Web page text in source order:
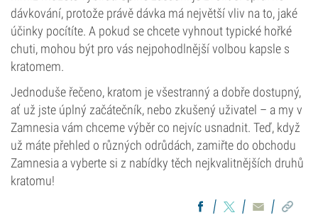
dávkování, protože právě dávka má největší vliv na to, jaké
účinky pocítíte. A pokud se chcete vyhnout typické hořké
chuti, mohou být pro vás nejpohodlnější volbou kapsle s
kratomem.
Jednoduše řečeno, kratom je všestranný a dobře dostupný,
ať už jste úplný začátečník, nebo zkušený uživatel – a my v
Zamnesia vám chceme výběr co nejvíc usnadnit. Teď, když
už máte přehled o různých odrůdách, zamiřte do obchodu
Zamnesia a vyberte si z nabídky těch nejkvalitnějších druhů
kratomu!